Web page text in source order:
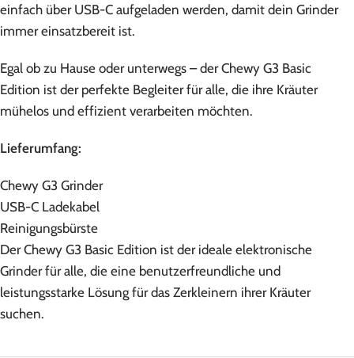
einfach über USB-C aufgeladen werden, damit dein Grinder
immer einsatzbereit ist.
Egal ob zu Hause oder unterwegs – der Chewy G3 Basic
Edition ist der perfekte Begleiter für alle, die ihre Kräuter
mühelos und effizient verarbeiten möchten.
Lieferumfang:
Chewy G3 Grinder
USB-C Ladekabel
Reinigungsbürste
Der Chewy G3 Basic Edition ist der ideale elektronische
Grinder für alle, die eine benutzerfreundliche und
leistungsstarke Lösung für das Zerkleinern ihrer Kräuter
suchen.